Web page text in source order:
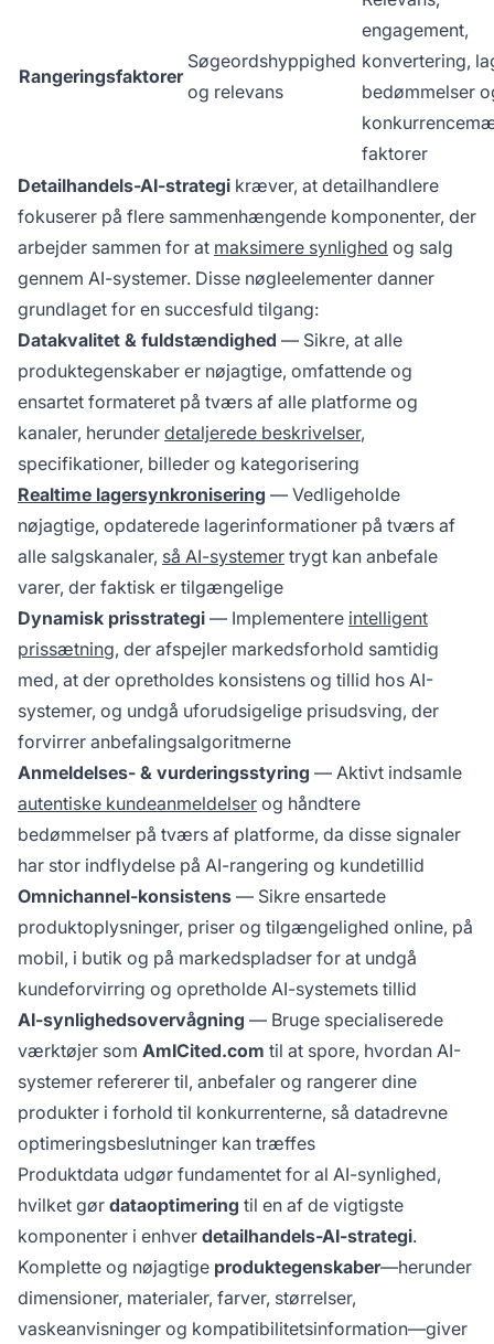
Rangeringsfaktorer
Søgeordshyppighed
og relevans
engagement,
konvertering,
bedømmelser
faktorer
Detailhandels-AI-strategi kræver, at detailhandlere
fokuserer på flere sammenhængende komponenter, der
arbejder sammen for at maksimere synlighed og salg
gennem AI-systemer. Disse nøgleelementer danner
grundlaget for en succesfuld tilgang:
Datakvalitet & fuldstændighed — Sikre, at alle
produktegenskaber er nøjagtige, omfattende og
ensartet formateret på tværs af alle platforme og
kanaler, herunder detaljerede beskrivelser,
specifikationer, billeder og kategorisering
Realtime lagersynkronisering — Vedligeholde
nøjagtige, opdaterede lagerinformationer på tværs af
alle salgskanaler, så AI-systemer trygt kan anbefale
varer, der faktisk er tilgængelige
Dynamisk prisstrategi — Implementere intelligent
prissætning, der afspejler markedsforhold samtidig
med, at der opretholdes konsistens og tillid hos AI-
systemer, og undgå uforudsigelige prisudsving, der
forvirrer anbefalingsalgoritmerne
Anmeldelses- & vurderingsstyring — Aktivt indsamle
autentiske kundeanmeldelser og håndtere
bedømmelser på tværs af platforme, da disse signaler
har stor indflydelse på AI-rangering og kundetillid
Omnichannel-konsistens — Sikre ensartede
produktoplysninger, priser og tilgængelighed online, på
mobil, i butik og på markedspladser for at undgå
kundeforvirring og opretholde AI-systemets tillid
AI-synlighedsovervågning — Bruge specialiserede
værktøjer som AmICited.com til at spore, hvordan AI-
systemer refererer til, anbefaler og rangerer dine
produkter i forhold til konkurrenterne, så datadrevne
optimeringsbeslutninger kan træffes
Produktdata udgør fundamentet for al AI-synlighed,
hvilket gør dataoptimering til en af de vigtigste
komponenter i enhver detailhandels-AI-strategi.
Komplette og nøjagtige produktegenskaber—herunder
dimensioner, materialer, farver, størrelser,
vaskeanvisninger og kompatibilitetsinformation—giver